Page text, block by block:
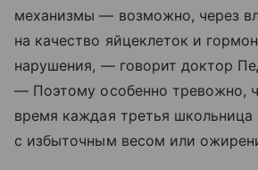
механизмы — возможно, через
на качество яйцеклеток и
нарушения, — говорит доктор
— Поэтому особенно тревожно,
время каждая третья
с избыточным весом или